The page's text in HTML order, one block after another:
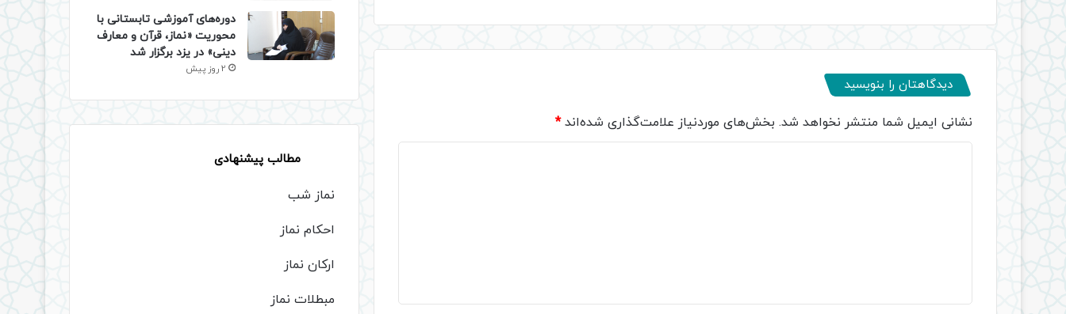
دیدگاهتان را بنویسید
نشانی ایمیل شما منتشر نخواهد شد. بخش‌های موردنیاز علامت‌گذاری شده‌اند*
دوره‌های آموزشی تابستانی با
محوریت «نماز، قرآن و معارف
دینی» در یزد برگزار شد
2 روز پیش
مطالب پیشنهادی
نماز شب
احکام نماز
ارکان نماز
مبطلات نماز